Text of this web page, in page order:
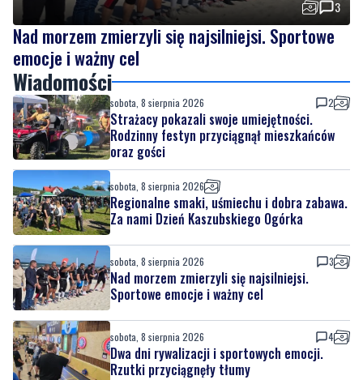
3
Nad morzem zmierzyli się najsilniejsi. Sportowe
emocje i ważny cel
Wiadomości
sobota, 8 sierpnia 2026 2
Strażacy pokazali swoje umiejętności.
Rodzinny festyn przyciągnął mieszkańców
oraz gości
sobota, 8 sierpnia 2026
Regionalne smaki, uśmiechu i dobra zabawa.
Za nami Dzień Kaszubskiego Ogórka
sobota, 8 sierpnia 2026 3
Nad morzem zmierzyli się najsilniejsi.
Sportowe emocje i ważny cel
sobota, 8 sierpnia 2026 4
Dwa dni rywalizacji i sportowych emocji.
Rzutki przyciągnęły tłumy